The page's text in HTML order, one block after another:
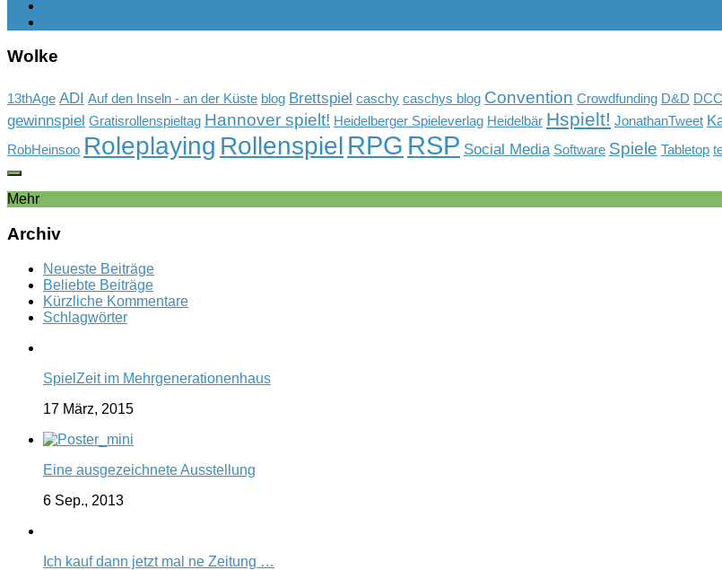
Wolke
13thAge ADI Auf den Inseln - an der Küste blog Brettspiel caschy caschys blog Convention Crowdfunding D&D DCC
gewinnspiel Gratisrollenspieltag Hannover spielt! Heidelberger Spieleverlag Heidelbär Hspielt! JonathanTweet
RobHeinsoo Roleplaying Rollenspiel RPG RSP Social Media Software Spiele Tabletop
Mehr
Archiv
Neueste Beiträge
Beliebte Beiträge
Kürzliche Kommentare
Schlagwörter
SpielZeit im Mehrgenerationenhaus
17 März, 2015
Eine ausgezeichnete Ausstellung
6 Sep., 2013
Ich kauf dann jetzt mal ne Zeitung …